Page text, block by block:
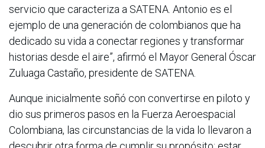
servicio que caracteriza a SATENA. Antonio es el
ejemplo de una generación de colombianos que ha
dedicado su vida a conectar regiones y transformar
historias desde el aire”, afirmó el Mayor General Óscar
Zuluaga Castaño, presidente de SATENA.
Aunque inicialmente soñó con convertirse en piloto y
dio sus primeros pasos en la Fuerza Aeroespacial
Colombiana, las circunstancias de la vida lo llevaron a